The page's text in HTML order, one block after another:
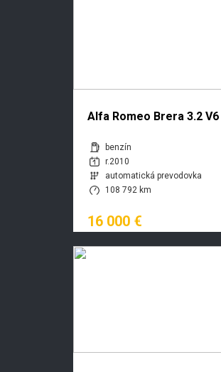
Alfa Romeo Brera 3.2 V6
benzín
r.2010
automatická prevodovka
108 792 km
16 000 €